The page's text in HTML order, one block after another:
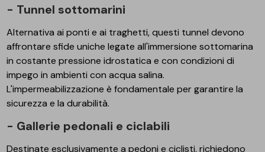
- Tunnel sottomarini
Alternativa ai ponti e ai traghetti, questi tunnel devono
affrontare sfide uniche legate all'immersione sottomarina
in costante pressione idrostatica e con condizioni di
impego in ambienti con acqua salina.
L'impermeabilizzazione è fondamentale per garantire la
sicurezza e la durabilità.
- Gallerie pedonali e ciclabili
Destinate esclusivamente a pedoni e ciclisti, richiedono